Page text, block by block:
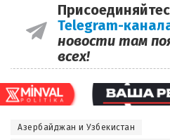
Telegram-
новости там
всех!
Азербайджан и Узбекистан